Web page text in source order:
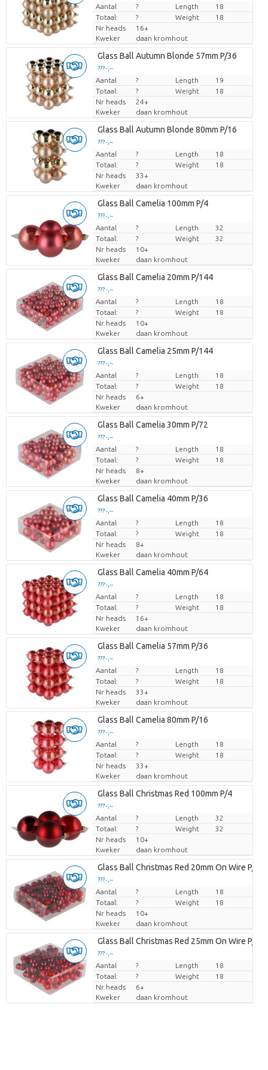
Prijs per stuk
Aantal ? Length
18
Totaal:
? Weight
18
Nr heads
16+
Kweker
daan kromhout
Glass Ball Autumn Blonde 57mm P/36
??? -,--
Prijs per stuk
Aantal ? Length
19
Totaal:
? Weight
18
Nr heads
24+
Kweker
daan kromhout
Glass Ball Autumn Blonde 80mm P/16
??? -,--
Prijs per stuk
Aantal ? Length
18
Totaal:
? Weight
18
Nr heads
33+
Kweker
daan kromhout
Glass Ball Camelia 100mm P/4
??? -,--
Prijs per stuk
Aantal ? Length
32
Totaal:
? Weight
32
Nr heads
10+
Kweker
daan kromhout
Glass Ball Camelia 20mm P/144
??? -,--
Prijs per stuk
Aantal ? Length
18
Totaal:
? Weight
18
Nr heads
10+
Kweker
daan kromhout
Glass Ball Camelia 25mm P/144
??? -,--
Prijs per stuk
Aantal ? Length
18
Totaal:
? Weight
18
Nr heads
6+
Kweker
daan kromhout
Glass Ball Camelia 30mm P/72
??? -,--
Prijs per stuk
Aantal ? Length
18
Totaal:
? Weight
18
Nr heads
8+
Kweker
daan kromhout
Glass Ball Camelia 40mm P/36
??? -,--
Prijs per stuk
Aantal ? Length
18
Totaal:
? Weight
18
Nr heads
8+
Kweker
daan kromhout
Glass Ball Camelia 40mm P/64
??? -,--
Prijs per stuk
Aantal ? Length
18
Totaal:
? Weight
18
Nr heads
16+
Kweker
daan kromhout
Glass Ball Camelia 57mm P/36
??? -,--
Prijs per stuk
Aantal ? Length
18
Totaal:
? Weight
18
Nr heads
33+
Kweker
daan kromhout
Glass Ball Camelia 80mm P/16
??? -,--
Prijs per stuk
Aantal ? Length
18
Totaal:
? Weight
18
Nr heads
33+
Kweker
daan kromhout
Glass Ball Christmas Red 100mm P/4
??? -,--
Prijs per stuk
Aantal ? Length
32
Totaal:
? Weight
32
Nr heads
10+
Kweker
daan kromhout
Glass Ball Christmas Red 20mm On Wire P/
??? -,--
Prijs per stuk
Aantal ? Length
18
Totaal:
? Weight
18
Nr heads
10+
Kweker
daan kromhout
Glass Ball Christmas Red 25mm On Wire P/
??? -,--
Prijs per stuk
Aantal ? Length
18
Totaal:
? Weight
18
Nr heads
6+
Kweker
daan kromhout